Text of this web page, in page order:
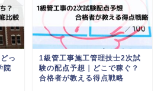
っ
院
1級管工事施工管理技士2次試
験の配点予想｜どこで稼ぐ？
合格者が教える得点戦略